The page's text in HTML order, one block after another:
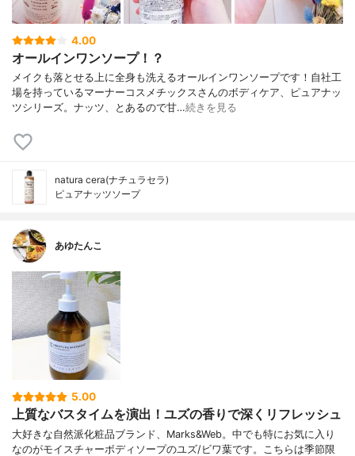
4.00
オールインワンソープ！？
メイクも落とせる上に全身も洗えるオールインワンソープです！自社工
場を持っているマーナーコスメチックスさんのボディケア、ピュアナッ
ツシリーズ。ナッツ、とあるので甘…続きを見る
natura cera(ナチュラセラ)
ピュアナッツソープ
あゆたんこ
5.00
上質なバスタイムを演出！ユズの香りで深くリフレッシュ
大好きな自然派化粧品ブランド、Marks&Web。中でも特にお気に入り
なのがモイスチャーボディソープのユズ/ビワ葉です。こちらは季節限